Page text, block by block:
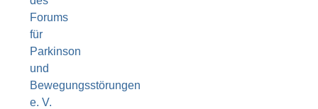
Forums
für
Parkinson
und
Bewegungsstörungen
e. V.